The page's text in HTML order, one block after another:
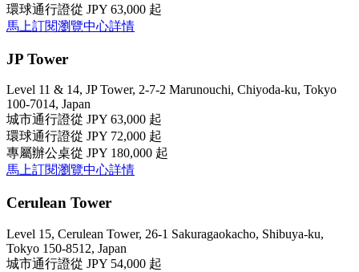
環球通行證從 JPY 63,000 起
馬上訂閱瀏覽中心詳情
JP Tower
Level 11 & 14, JP Tower, 2-7-2 Marunouchi, Chiyoda-ku, Tokyo
100-7014, Japan
城市通行證從 JPY 63,000 起
環球通行證從 JPY 72,000 起
專屬辦公桌從 JPY 180,000 起
馬上訂閱瀏覽中心詳情
Cerulean Tower
Level 15, Cerulean Tower, 26-1 Sakuragaokacho, Shibuya-ku,
Tokyo 150-8512, Japan
城市通行證從 JPY 54,000 起